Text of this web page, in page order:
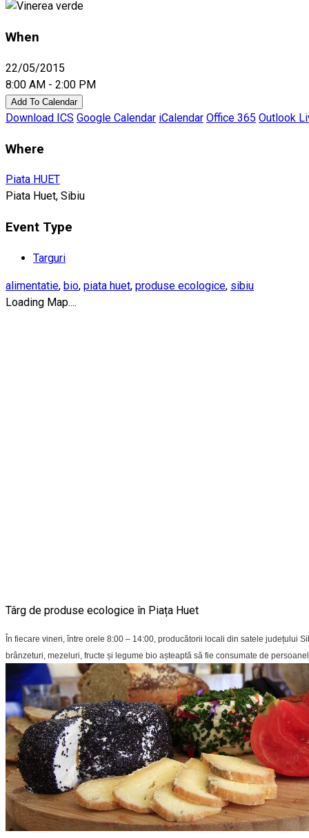
When
22/05/2015
8:00 AM - 2:00 PM
Add To Calendar
Download ICS Google Calendar iCalendar Office 365 Outlook
Where
Piata HUET
Piata Huet, Sibiu
Event Type
Targuri
alimentatie, bio, piata huet, produse ecologice, sibiu
Loading Map....
Târg de produse ecologice în Piața Huet
În fiecare vineri, între orele 8:00 – 14:00, producătorii locali din satele județului
brânzeturi, mezeluri, fructe și legume bio așteaptă să fie consumate de